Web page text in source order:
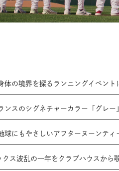
の境界を探るランニングイベント
スのシグネチャーカラー「グレー
にもやさしいアフターヌーンティ
ス波乱の一年をクラブハウスから覗